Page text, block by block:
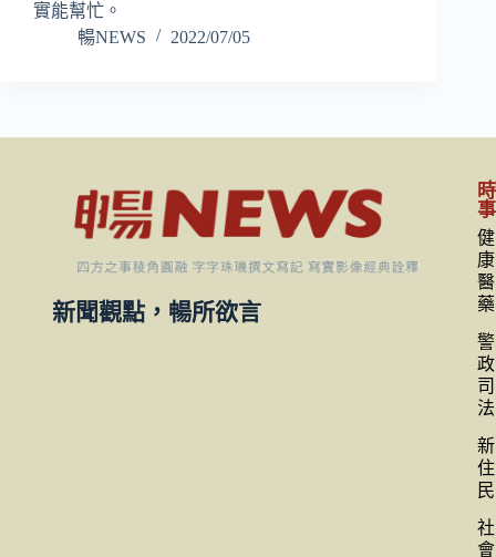
實能幫忙。
暢NEWS
2022/07/05
新聞觀點，暢所欲言
時
事
健
康
醫
藥
警
政
司
法
新
住
民
社
會